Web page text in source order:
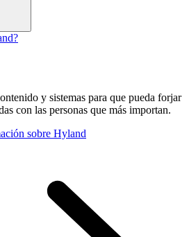
y sistemas para que pueda forjar
con las personas que más importan.
sobre Hyland